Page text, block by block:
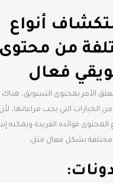
أنواع
من محتوى
فعال
الأمر بمحتوى التسويق،
الخيارات التي يجب مراعاتها،
المحتوى فوائده الفريدة ويمكنه
مختلفة بشكل فعال مثل: